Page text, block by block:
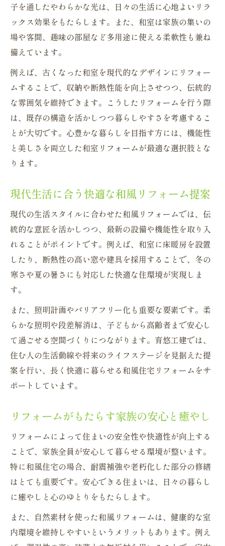
リフォーム業者選びの比較ポイント解説
工務店との信頼関係で満足度の高いリフォ
ーム
和風リフォームに強い業者を見極める方法
未来の資産価値を高める和室空間リフォーム提
案
リフォームで住まいの資産価値を守る方法
将来を見据えた和室リフォームのポイント
リフォームが資産価値に与えるメリット
子を通したやわらかな光は、日々の生活に心地よいリラ
ックス効果をもたらします。また、和室は家族の集いの
場や客間、趣味の部屋など多用途に使える柔軟性も兼ね
備えています。
例えば、古くなった和室を現代的なデザインにリフォー
ムすることで、収納や断熱性能を向上させつつ、伝統的
な雰囲気を維持できます。こうしたリフォームを行う際
は、既存の構造を活かしつつ暮らしやすさを考慮するこ
とが大切です。心豊かな暮らしを目指す方には、機能性
と美しさを両立した和室リフォームが最適な選択肢とな
ります。
現代生活に合う快適な和風リフォーム提案
現代の生活スタイルに合わせた和風リフォームでは、伝
統的な意匠を活かしつつ、最新の設備や機能性を取り入
れることがポイントです。例えば、和室に床暖房を設置
したり、断熱性の高い窓や建具を採用することで、冬の
寒さや夏の暑さにも対応した快適な住環境が実現しま
す。
また、照明計画やバリアフリー化も重要な要素です。柔
らかな照明や段差解消は、子どもから高齢者まで安心し
て過ごせる空間づくりにつながります。育悠工建では、
住む人の生活動線や将来のライフステージを見据えた提
案を行い、長く快適に暮らせる和風住宅リフォームをサ
ポートしています。
リフォームがもたらす家族の安心と癒やし
リフォームによって住まいの安全性や快適性が向上する
ことで、家族全員が安心して暮らせる環境が整います。
特に和風住宅の場合、耐震補強や老朽化した部分の修繕
はとても重要です。安心できる住まいは、日々の暮らし
に癒やしと心のゆとりをもたらします。
また、自然素材を使った和風リフォームは、健康的な室
内環境を維持しやすいというメリットもあります。例え